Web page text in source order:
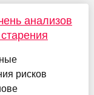
анализов
рисков